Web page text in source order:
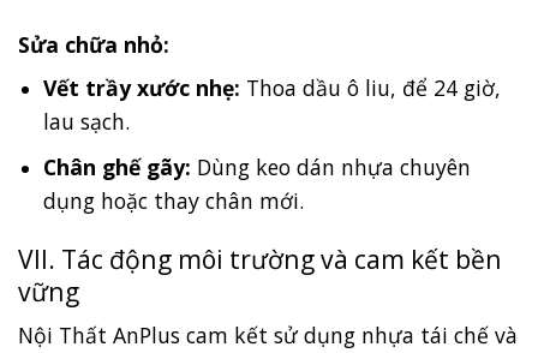
Sửa chữa nhỏ:
Vết trầy xước nhẹ: Thoa dầu ô liu, để 24 giờ,
lau sạch.
Chân ghế gãy: Dùng keo dán nhựa chuyên
dụng hoặc thay chân mới.
VII. Tác động môi trường và cam kết bền
vững
Nội Thất AnPlus cam kết sử dụng nhựa tái chế và